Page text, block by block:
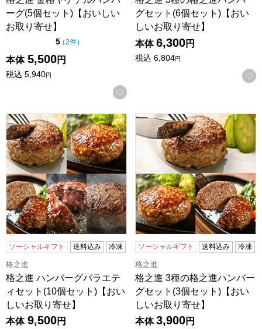
ーグ(5個セット)【おいしい
お取り寄せ】
5点（5点満点中）
（2件の評価
）
本体 5,500円
税込 5,940円
お気に入りに登録する
グセット(6個セット)【おい
しいお取り寄せ】
本体 6,300円
税込 6,804円
格之進 ハンバーグバラエティセット(10個セット)【おいしい
ソーシャルギフト 送料込み 冷凍
格之進
格之進 ハンバーグバラエテ
ィセット(10個セット)【おい
しいお取り寄せ】
本体 9,500円
格之進 3種の格之進ハンバー
ソーシャルギフト 送料込み 冷凍
格之進
格之進 3種の格之進ハンバー
グセット(3個セット)【おい
しいお取り寄せ】
本体 3,900円